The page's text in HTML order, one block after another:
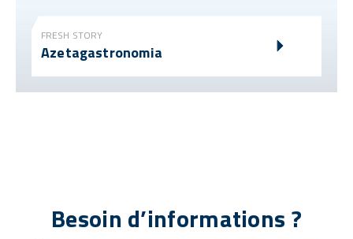
FRESH STORY
Azetagastronomia
Besoin d’informations ?